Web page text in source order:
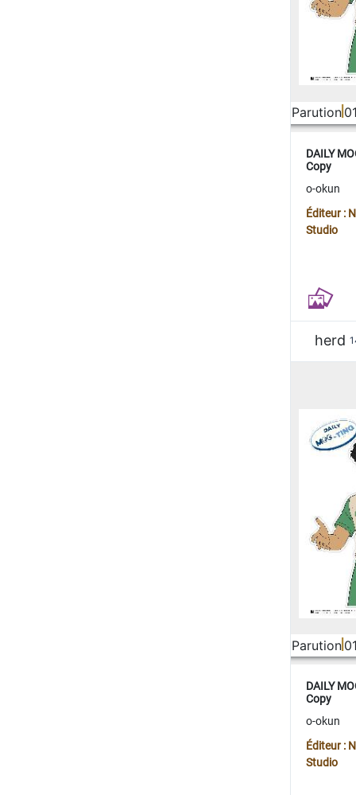
Parution
DAILY
Copy
o-okun
Éditeur :
Studio
herd
Parution
DAILY
Copy
o-okun
Éditeur :
Studio